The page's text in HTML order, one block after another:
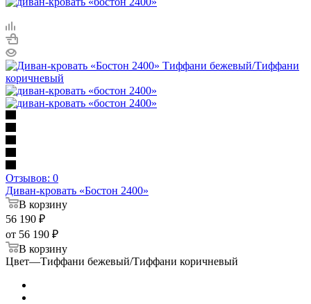
Отзывов: 0
Диван-кровать «Бостон 2400»
В корзину
56 190 ₽
от 56 190 ₽
В корзину
Цвет—Тиффани бежевый/Тиффани коричневый